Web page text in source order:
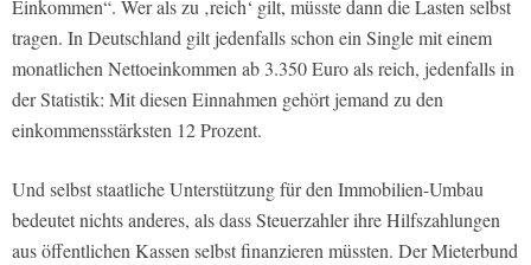
Einkommen“. Wer als zu ‚reich‘ gilt, müsste dann die Lasten selbst
tragen. In Deutschland gilt jedenfalls schon ein Single mit einem
monatlichen Nettoeinkommen ab 3.350 Euro als reich, jedenfalls in
der Statistik: Mit diesen Einnahmen gehört jemand zu den
einkommensstärksten 12 Prozent.
Und selbst staatliche Unterstützung für den Immobilien-Umbau
bedeutet nichts anderes, als dass Steuerzahler ihre Hilfszahlungen
aus öffentlichen Kassen selbst finanzieren müssten. Der Mieterbund